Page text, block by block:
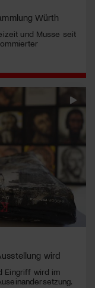
Würth
und Musse seit
wird
Eingriff wird im